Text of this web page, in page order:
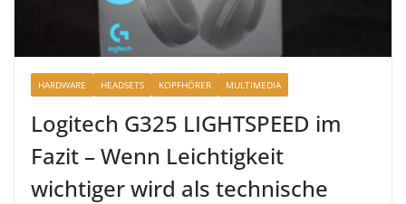
HARDWARE HEADSETS KOPFHÖRER MULTIMEDIA
Logitech G325 LIGHTSPEED im
Fazit – Wenn Leichtigkeit
wichtiger wird als technische